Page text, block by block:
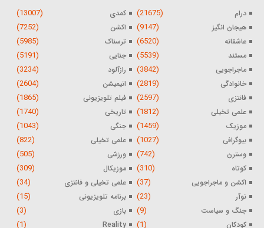
درام (21675) کمدی (13007)
هیجان انگیز (9147) اکشن (7252)
عاشقانه (6520) ترسناک (5985)
مستند (5539) جنایی (5191)
ماجراجویی (3842) رازآلود (3234)
خانوادگی (2819) انیمیشن (2604)
فانتزی (2597) فیلم تلویزیونی (1865)
علمی تخیلی (1812) تاریخی (1740)
موزیک (1459) جنگی (1043)
بیوگرافی (1027) علمی تخیلی (822)
وسترن (742) ورزشی (505)
کوتاه (310) موزیکال (309)
اکشن و ماجراجویی (37) علمی تخیلی و فانتزی (34)
نوآر (23) برنامه تلویزیونی (15)
جنگ و سیاست (9) بازی (3)
کودکان (1)
Reality
(1)